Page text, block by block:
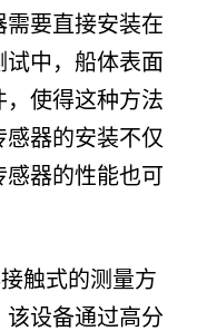
要直接安装在
中，船体表面
使得这种方法
器的安装不仅
器的性能也可
触式的测量方
设备通过高分